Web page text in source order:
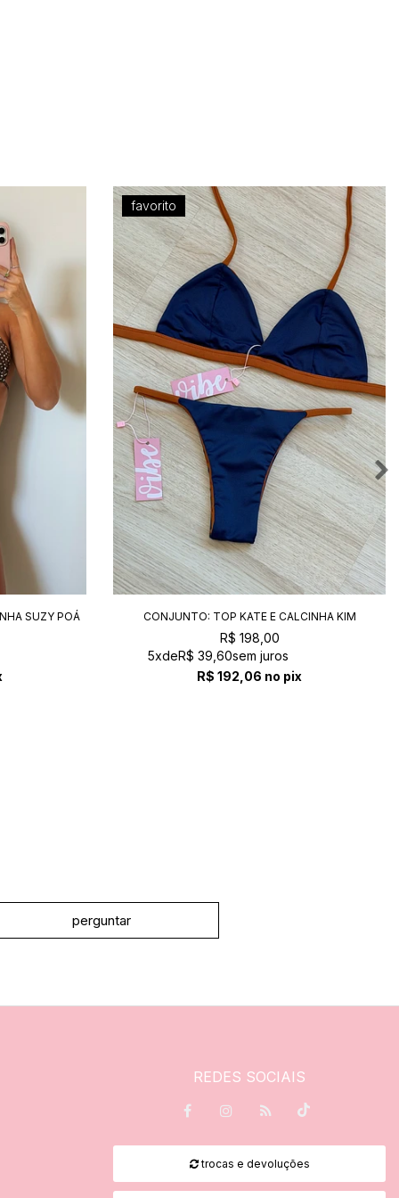
SUZY POÁ
favorito
CONJUNTO: TOP KATE E CALCINHA KIM
NAVY+TERRA
R$ 198,00
5xdeR$ 39,60sem juros
R$ 192,06 no pix
perguntar
REDES SOCIAIS
trocas e devoluções